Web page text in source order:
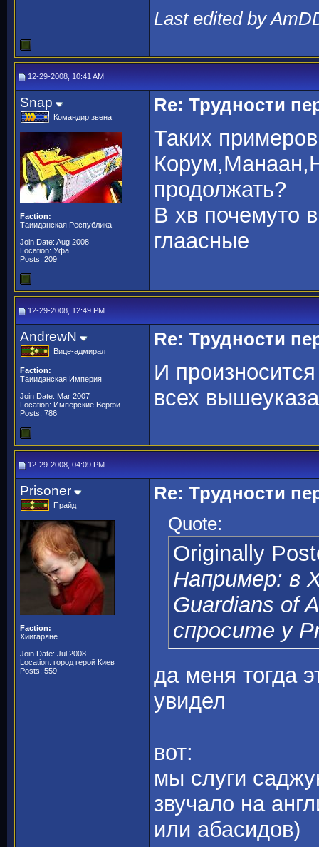
Last edited by
12-29-2008, 10:41 AM
Snap
Командир звена
Faction:
Таииданская Республика
Join Date: Aug 2008
Location: Уфа
Posts: 209
Re: Трудности
Таких
продолжать?
В хв почемуто
глаасные
12-29-2008, 12:49 PM
AndrewN
Вице-адмирал
Faction:
Таииданская Империя
Join Date: Mar 2007
Location: Имперские Верфи
Posts: 786
Re: Трудности
И
всех
12-29-2008, 04:09 PM
Prisoner
Прайд
Faction:
Хиигаряне
Join Date: Jul 2008
Location: город герой Киев
Posts: 559
Re: Трудности
Quote:
Originally
Например: в
Guardians of
спросите у
да меня тогда
увидел
вот:
мы слуги
звучало на
или абасидов)